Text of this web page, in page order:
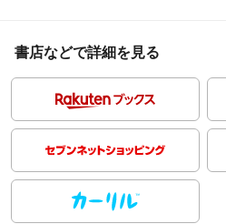
書店などで詳細を見る